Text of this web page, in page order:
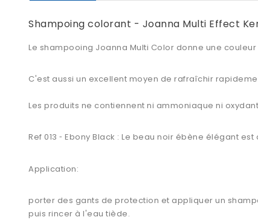
Shampoing colorant - Joanna Multi Effect
Le shampooing Joanna Multi Color donne une
C'est aussi un excellent moyen de rafraîchir
Les produits ne contiennent ni ammoniaque ni
Ref 013 - Ebony Black : Le beau noir ébène élégant
Application:
porter des gants de protection et appliquer un
puis rincer à l'eau tiède.